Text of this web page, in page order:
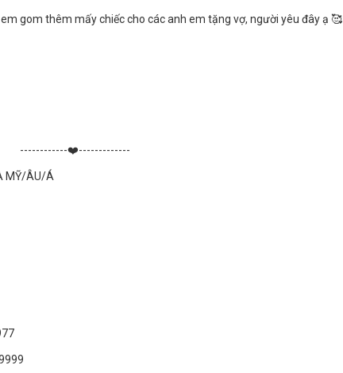
gom thêm mấy chiếc cho các anh em tặng vợ, người yêu đây ạ 🥰
------------❤️-------------
MỸ/ÂU/Á